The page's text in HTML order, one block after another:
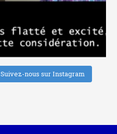
Suivez-nous sur Instagram